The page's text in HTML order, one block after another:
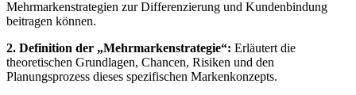
Mehrmarkenstrategien zur Differenzierung und Kundenbindung
beitragen können.
2. Definition der „Mehrmarkenstrategie“: Erläutert die
theoretischen Grundlagen, Chancen, Risiken und den
Planungsprozess dieses spezifischen Markenkonzepts.